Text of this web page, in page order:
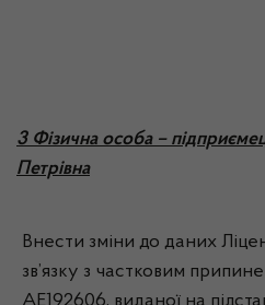
3 Фізична особа –
Петрівна
Внести зміни до даних
зв’язку з частковим